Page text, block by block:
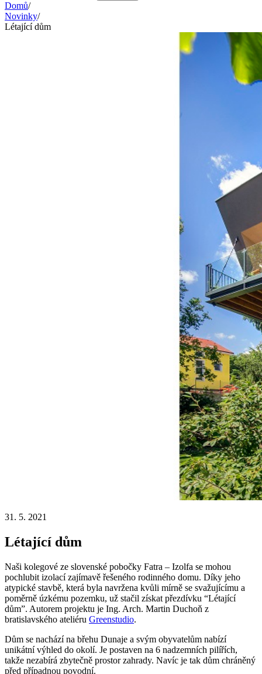
Domů/
Novinky/
Létající dům
31. 5. 2021
Létající dům
Naši kolegové ze slovenské pobočky Fatra – Izolfa se mohou
pochlubit izolací zajímavě řešeného rodinného domu. Díky jeho
atypické stavbě, která byla navržena kvůli mírně se svažujícímu a
poměrně úzkému pozemku, už stačil získat přezdívku “Létající
dům”. Autorem projektu je Ing. Arch. Martin Duchoň z
bratislavského ateliéru Greenstudio.
Dům se nachází na břehu Dunaje a svým obyvatelům nabízí
unikátní výhled do okolí. Je postaven na 6 nadzemních pilířích,
takže nezabírá zbytečně prostor zahrady. Navíc je tak dům chráněný
před případnou povodní.